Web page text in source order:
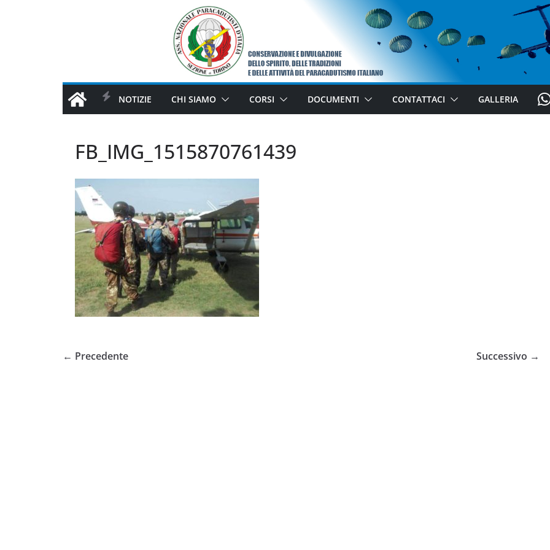
NOTIZIE CHI SIAMO CORSI DOCUMENTI CONTATTACI GALLERIA
W
H
FB_IMG_1515870761439
← Precedente Successivo →